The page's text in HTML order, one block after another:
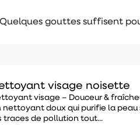
gouttes suffisent
visage noisette
visage – Douceur &
nettoyant doux qui purifie la peau
traces de pollution tout...